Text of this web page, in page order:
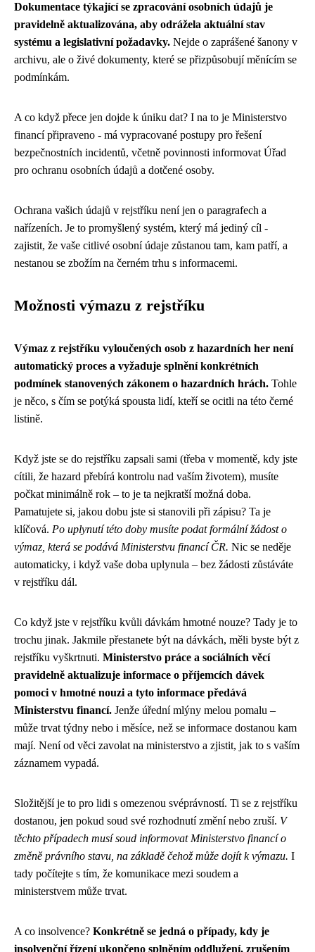
Dokumentace týkající se zpracování osobních údajů je
pravidelně aktualizována, aby odrážela aktuální stav
systému a legislativní požadavky. Nejde o zaprášené šanony v
archivu, ale o živé dokumenty, které se přizpůsobují měnícím se
podmínkám.
A co když přece jen dojde k úniku dat? I na to je Ministerstvo
financí připraveno - má vypracované postupy pro řešení
bezpečnostních incidentů, včetně povinnosti informovat Úřad
pro ochranu osobních údajů a dotčené osoby.
Ochrana vašich údajů v rejstříku není jen o paragrafech a
nařízeních. Je to promyšlený systém, který má jediný cíl -
zajistit, že vaše citlivé osobní údaje zůstanou tam, kam patří, a
nestanou se zbožím na černém trhu s informacemi.
Možnosti výmazu z rejstříku
Výmaz z rejstříku vyloučených osob z hazardních her není
automatický proces a vyžaduje splnění konkrétních
podmínek stanovených zákonem o hazardních hrách. Tohle
je něco, s čím se potýká spousta lidí, kteří se ocitli na této černé
listině.
Když jste se do rejstříku zapsali sami (třeba v momentě, kdy jste
cítili, že hazard přebírá kontrolu nad vaším životem), musíte
počkat minimálně rok – to je ta nejkratší možná doba.
Pamatujete si, jakou dobu jste si stanovili při zápisu? Ta je
klíčová. Po uplynutí této doby musíte podat formální žádost o
výmaz, která se podává Ministerstvu financí ČR. Nic se neděje
automaticky, i když vaše doba uplynula – bez žádosti zůstáváte
v rejstříku dál.
Co když jste v rejstříku kvůli dávkám hmotné nouze? Tady je to
trochu jinak. Jakmile přestanete být na dávkách, měli byste být z
rejstříku vyškrtnuti. Ministerstvo práce a sociálních věcí
pravidelně aktualizuje informace o příjemcích dávek
pomoci v hmotné nouzi a tyto informace předává
Ministerstvu financí. Jenže úřední mlýny melou pomalu –
může trvat týdny nebo i měsíce, než se informace dostanou kam
mají. Není od věci zavolat na ministerstvo a zjistit, jak to s vaším
záznamem vypadá.
Složitější je to pro lidi s omezenou svéprávností. Ti se z rejstříku
dostanou, jen pokud soud své rozhodnutí změní nebo zruší. V
těchto případech musí soud informovat Ministerstvo financí o
změně právního stavu, na základě čehož může dojít k výmazu. I
tady počítejte s tím, že komunikace mezi soudem a
ministerstvem může trvat.
A co insolvence? Konkrétně se jedná o případy, kdy je
insolvenční řízení ukončeno splněním oddlužení, zrušením